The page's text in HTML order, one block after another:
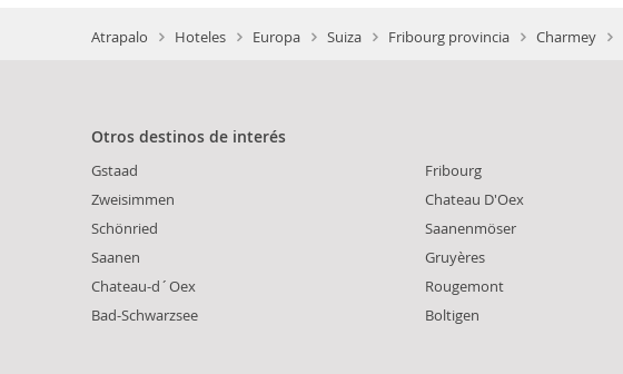
Atrapalo Hoteles Europa Suiza Fribourg provincia Charmey
Otros destinos de interés
Gstaad
Zweisimmen
Schönried
Saanen
Chateau-d´Oex
Bad-Schwarzsee
Fribourg
Chateau D'Oex
Saanenmöser
Gruyères
Rougemont
Boltigen